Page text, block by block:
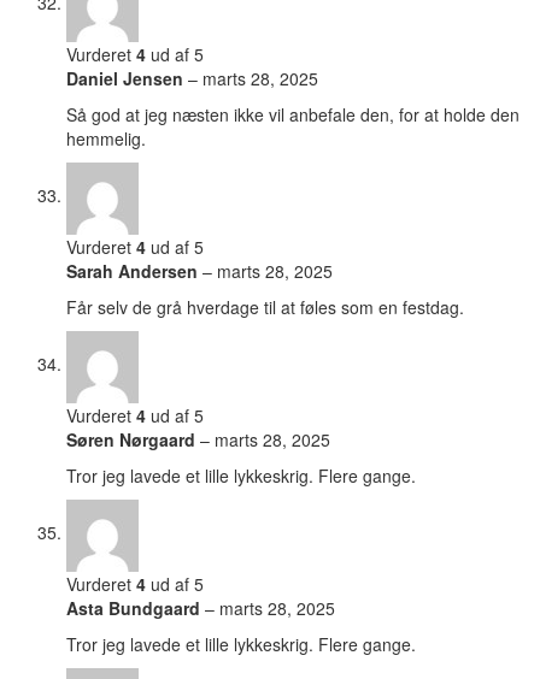
Vurderet 4 ud af 5
Daniel Jensen – marts 28, 2025
Så god at jeg næsten ikke vil anbefale den, for at holde den
hemmelig.
Vurderet 4 ud af 5
Sarah Andersen – marts 28, 2025
Får selv de grå hverdage til at føles som en festdag.
Vurderet 4 ud af 5
Søren Nørgaard – marts 28, 2025
Tror jeg lavede et lille lykkeskrig. Flere gange.
Vurderet 4 ud af 5
Asta Bundgaard – marts 28, 2025
Tror jeg lavede et lille lykkeskrig. Flere gange.